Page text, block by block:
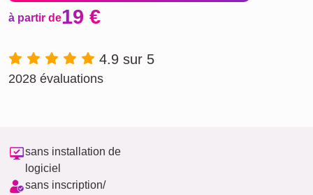
à partir de19 €
4.9 sur 5
2028 évaluations
sans installation de
logiciel
sans inscription/